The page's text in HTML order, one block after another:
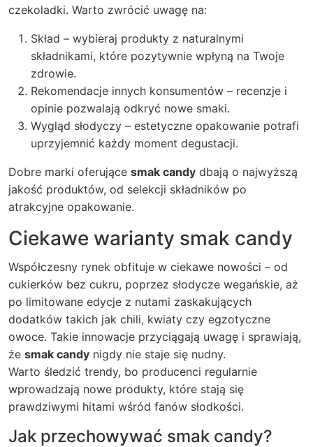
czekoladki. Warto zwrócić uwagę na:
Skład – wybieraj produkty z naturalnymi
składnikami, które pozytywnie wpłyną na Twoje
zdrowie.
Rekomendacje innych konsumentów – recenzje i
opinie pozwalają odkryć nowe smaki.
Wygląd słodyczy – estetyczne opakowanie potrafi
uprzyjemnić każdy moment degustacji.
Dobre marki oferujące smak candy dbają o najwyższą
jakość produktów, od selekcji składników po
atrakcyjne opakowanie.
Ciekawe warianty smak candy
Współczesny rynek obfituje w ciekawe nowości – od
cukierków bez cukru, poprzez słodycze wegańskie, aż
po limitowane edycje z nutami zaskakujących
dodatków takich jak chili, kwiaty czy egzotyczne
owoce. Takie innowacje przyciągają uwagę i sprawiają,
że smak candy nigdy nie staje się nudny.
Warto śledzić trendy, bo producenci regularnie
wprowadzają nowe produkty, które stają się
prawdziwymi hitami wśród fanów słodkości.
Jak przechowywać smak candy?